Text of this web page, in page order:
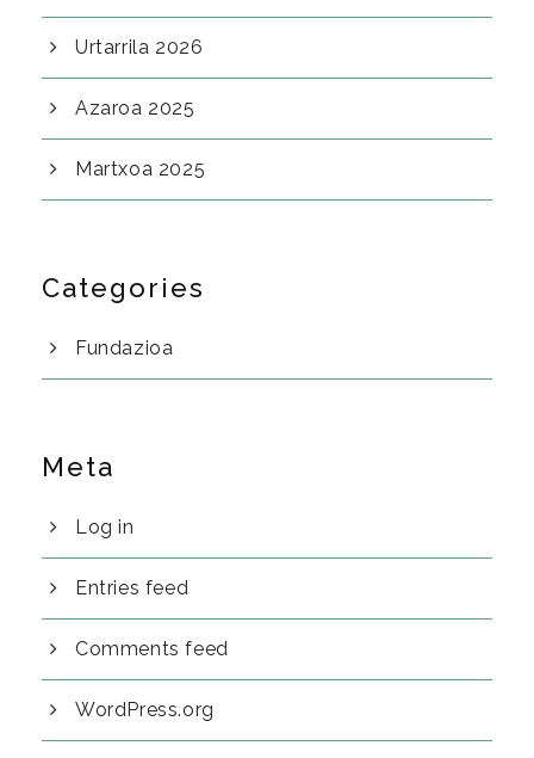
Urtarrila 2026
Azaroa 2025
Martxoa 2025
Categories
Fundazioa
Meta
Log in
Entries feed
Comments feed
WordPress.org